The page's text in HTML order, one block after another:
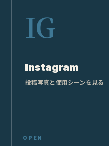
Instagram
投稿写真と使用シーンを見る